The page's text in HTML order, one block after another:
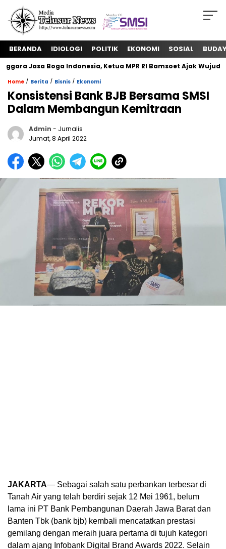
BERANDA IDIOLOGI POLITIK EKONOMI SOSIAL
Jasa Boga Indonesia, Ketua MPR RI Bamsoet Ajak Wujudkan
Home / Berita / Bisnis / Ekonomi
Konsistensi Bank BJB Bersama SMSI
Dalam Membangun Kemitraan
Admin - Jurnalis
Jumat, 8 April 2022
JAKARTA— Sebagai salah satu perbankan terbesar di
Tanah Air yang telah berdiri sejak 12 Mei 1961, belum
lama ini PT Bank Pembangunan Daerah Jawa Barat dan
Banten Tbk (bank bjb) kembali mencatatkan prestasi
gemilang dengan meraih juara pertama di tujuh kategori
dalam ajang Infobank Digital Brand Awards 2022. Selain